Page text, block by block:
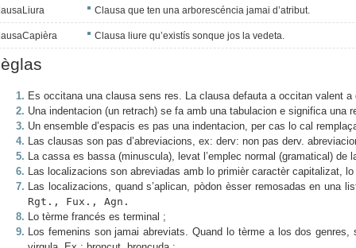
Clausa que ten una arborescéncia jamai d’atribut.
Clausa liure qu’existís sonque jos la vedeta.
Es occitana una clausa sens res. La clausa defauta a occitan valent
Una indentacion (un retrach) se fa amb una tabulacion e significa una
Un ensemble d’espacis es pas una indentacion, per cas lo cal
Las clausas son pas d’abreviacions, ex: derv: non pas derv.
La cassa es bassa (minuscula), levat l’emplec normal (gramatical) de
Las localizacions son abreviadas amb lo primièr caractèr capitalizat,
Las localizacions, quand s’aplican, pòdon èsser remosadas en
Rgt., Fux., Agn.
Lo tèrme francés es terminal ;
Los femenins son jamai abreviats. Quand lo tèrme a los dos